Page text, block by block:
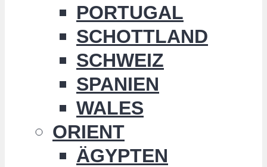
PORTUGAL
SCHOTTLAND
SCHWEIZ
SPANIEN
WALES
ORIENT
ÄGYPTEN